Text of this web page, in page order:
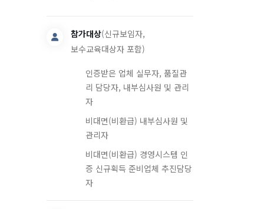
참가대상(신규보임자,
보수교육대상자 포함)
인증받은 업체 실무자, 품질관
리 담당자, 내부심사원 및 관리
자
비대면(비환급) 내부심사원 및
관리자
비대면(비환급) 경영시스템 인
증 신규획득 준비업체 추진담당
자